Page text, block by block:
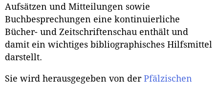
Aufsätzen und Mitteilungen sowie
Buchbesprechungen eine kontinuierliche
Bücher- und Zeitschriftenschau enthält und
damit ein wichtiges bibliographisches Hilfsmittel
darstellt.
Sie wird herausgegeben von der Pfälzischen